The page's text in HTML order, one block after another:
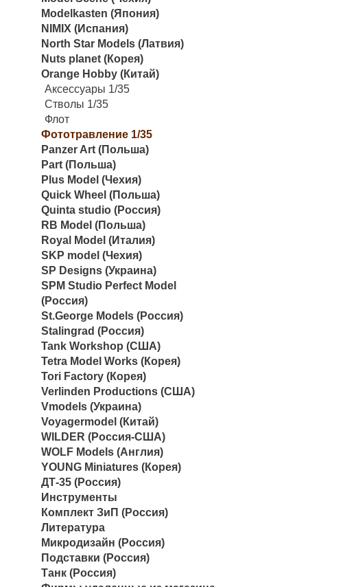
Modelkasten (Япония)
NIMIX (Испания)
North Star Models (Латвия)
Nuts planet (Корея)
Orange Hobby (Китай)
Аксессуары 1/35
Стволы 1/35
Флот
Фототравление 1/35
Panzer Art (Польша)
Part (Польша)
Plus Model (Чехия)
Quick Wheel (Польша)
Quinta studio (Россия)
RB Model (Польша)
Royal Model (Италия)
SKP model (Чехия)
SP Designs (Украина)
SPM Studio Perfect Model
(Россия)
St.George Models (Россия)
Stalingrad (Россия)
Tank Workshop (США)
Tetra Model Works (Корея)
Tori Factory (Корея)
Verlinden Productions (США)
Vmodels (Украина)
Voyagermodel (Китай)
WILDER (Россия-США)
WOLF Models (Англия)
YOUNG Miniatures (Корея)
ДТ-35 (Россия)
Инструменты
Комплект ЗиП (Россия)
Литература
Микродизайн (Россия)
Подставки (Россия)
Танк (Россия)